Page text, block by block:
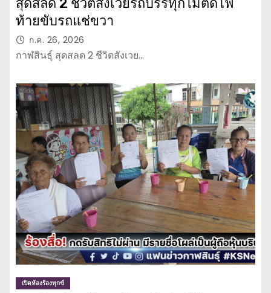
ท้ายขับรถแช่ขวา
ก.ค. 26, 2026
กาฬสินธุ์ สุดสลด 2 ชีวิตสังเวย…
เปิดห้องร้องทุกข์